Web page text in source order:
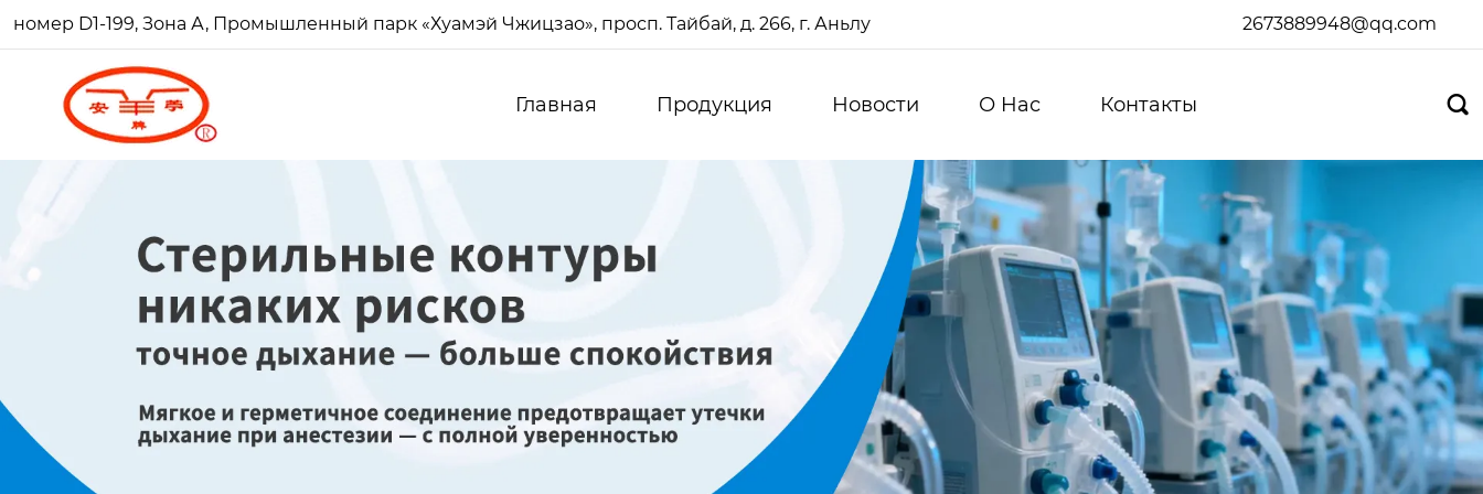
номер D1-199, Зона А, Промышленный парк «Хуамэй Чжицзао», просп. Тайбай, д. 266, г. Аньлу 2673889948@qq.com
Главная Продукция Новости О Hас Контакты 